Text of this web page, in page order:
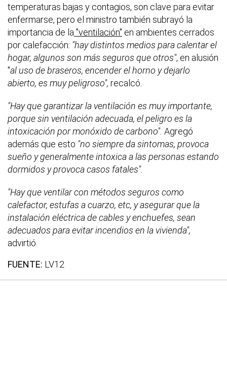
temperaturas bajas y contagios, son clave para evitar
enfermarse, pero el ministro también subrayó la
importancia de la "ventilación" en ambientes cerrados
por calefacción: "hay distintos medios para calentar el
hogar, algunos son más seguros que otros", en alusión
"al uso de braseros, encender el horno y dejarlo
abierto, es muy peligroso", recalcó.
"Hay que garantizar la ventilación es muy importante,
porque sin ventilación adecuada, el peligro es la
intoxicación por monóxido de carbono". Agregó
además que esto "no siempre da sintomas, provoca
sueño y generalmente intoxica a las personas estando
dormidos y provoca casos fatales".
"Hay que ventilar con métodos seguros como
calefactor, estufas a cuarzo, etc, y asegurar que la
instalación eléctrica de cables y enchuefes, sean
adecuados para evitar incendios en la vivienda",
advirtió.
FUENTE: LV12